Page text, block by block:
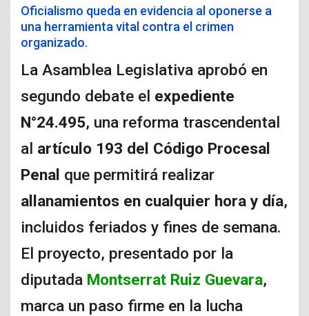
Oficialismo queda en evidencia al oponerse a
una herramienta vital contra el crimen
organizado.
La Asamblea Legislativa aprobó en
segundo debate el expediente
N°24.495, una reforma trascendental
al artículo 193 del Código Procesal
Penal que permitirá realizar
allanamientos en cualquier hora y día,
incluidos feriados y fines de semana.
El proyecto, presentado por la
diputada Montserrat Ruiz Guevara,
marca un paso firme en la lucha